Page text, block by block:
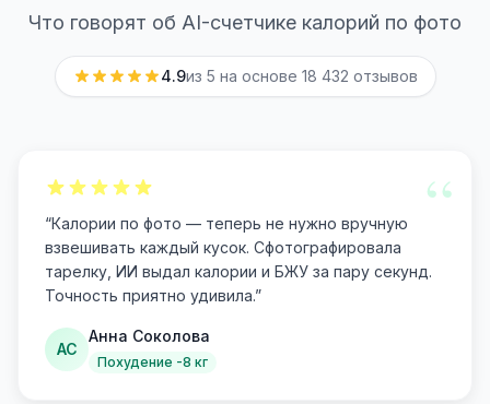
Что говорят об AI-счетчике калорий по фото
4.9из 5 на основе 18 432 отзывов
“
“Калории по фото — теперь не нужно вручную
взвешивать каждый кусок. Сфотографировала
тарелку, ИИ выдал калории и БЖУ за пару секунд.
Точность приятно удивила.”
АС
Анна Соколова
Похудение -8 кг